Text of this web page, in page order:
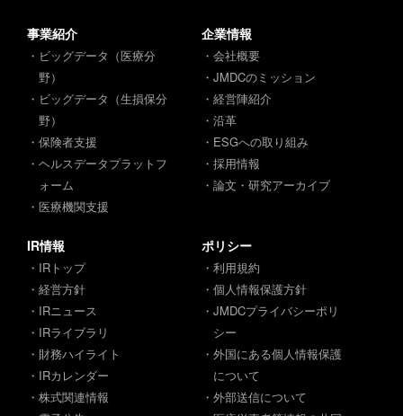
事業紹介
・ビッグデータ（医療分
野）
・ビッグデータ（生損保分
野）
・保険者支援
・ヘルスデータプラットフ
ォーム
・医療機関支援
企業情報
・会社概要
・JMDCのミッション
・経営陣紹介
・沿革
・ESGへの取り組み
・採用情報
・論文・研究アーカイブ
IR情報
・IRトップ
・経営方針
・IRニュース
・IRライブラリ
・財務ハイライト
・IRカレンダー
・株式関連情報
ポリシー
・利用規約
・個人情報保護方針
・JMDCプライバシーポリ
シー
・外国にある個人情報保護
について
・外部送信について